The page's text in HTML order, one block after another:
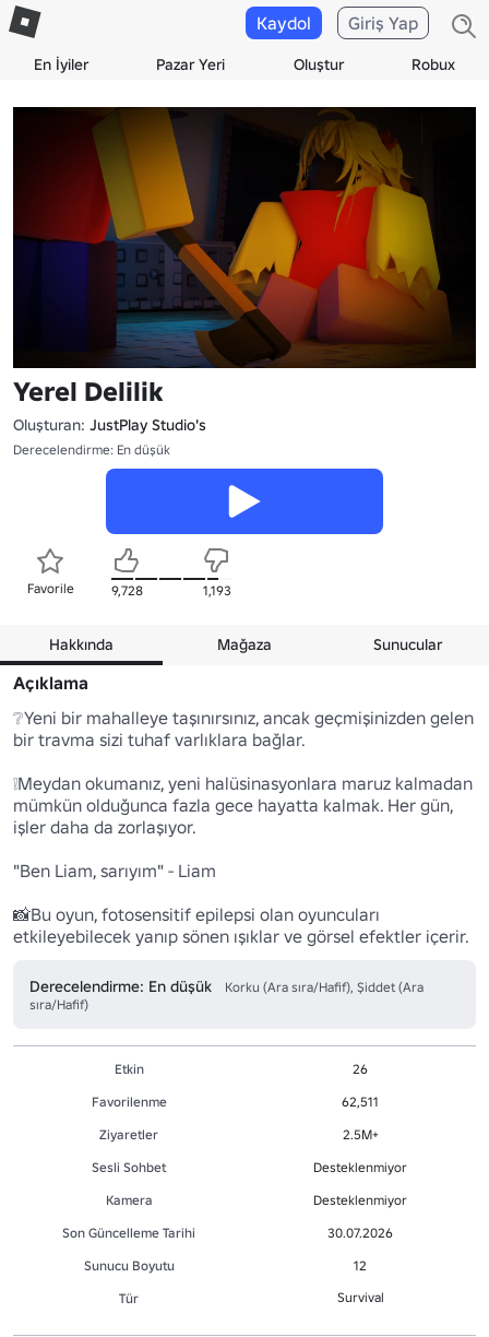
En İyiler Pazar Yeri Oluştur Robux
Kaydol Giriş Yap
Yerel Delilik
Oluşturan: JustPlay Studio's
Derecelendirme: En düşük
Favorile 9,728 1,193
Hakkında Mağaza Sunucular
Açıklama
❔Yeni bir mahalleye taşınırsınız, ancak geçmişinizden gelen
bir travma sizi tuhaf varlıklara bağlar.
❕Meydan okumanız, yeni halüsinasyonlara maruz kalmadan
mümkün olduğunca fazla gece hayatta kalmak. Her gün,
işler daha da zorlaşıyor.
"Ben Liam, sarıyım" - Liam
📸Bu oyun, fotosensitif epilepsi olan oyuncuları
etkileyebilecek yanıp sönen ışıklar ve görsel efektler içerir.
Derecelendirme: En düşük
Korku (Ara sıra/Hafif), Şiddet (Ara
sıra/Hafif)
Etkin
26
Favorilenme
62,511
Ziyaretler
2.5M+
Sesli Sohbet
Desteklenmiyor
Kamera
Desteklenmiyor
Son Güncelleme Tarihi
30.07.2026
Sunucu Boyutu
12
Tür
Survival